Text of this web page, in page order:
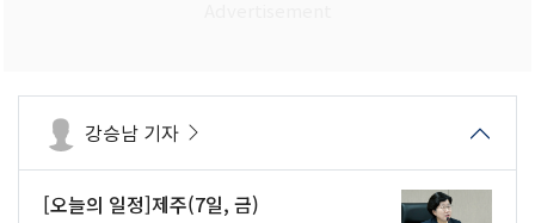
강승남 기자
[오늘의 일정]제주(7일, 금)